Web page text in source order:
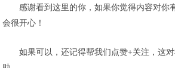
感谢看到这里的你，如果你觉得内容对你
会很开心！
如果可以，还记得帮我们点赞+关注，这